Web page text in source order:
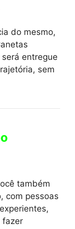
do mesmo,
entregue
sem
também
com pessoas
fazer